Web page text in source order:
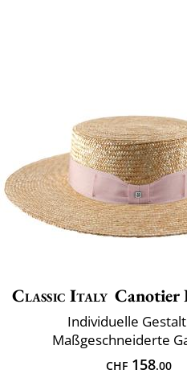
Classic Italy Canotier
Individuelle
Maßgeschneiderte
CHF158.00